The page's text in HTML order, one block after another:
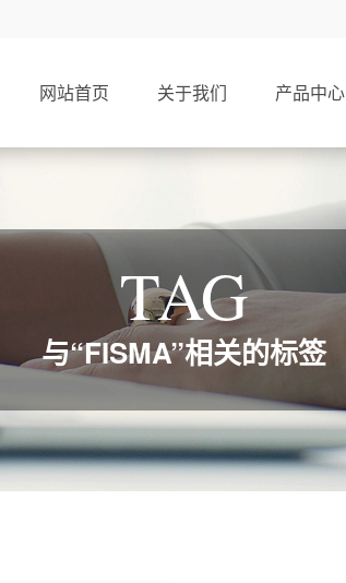
网站首页 关于我们 产品中心
TAG
与“FISMA”相关的标签